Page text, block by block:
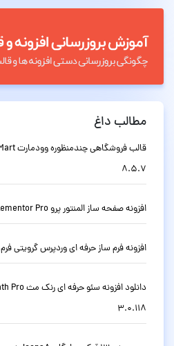
مطالب داغ
8.5.7
افزونه صفحه ساز المنتور پرو Elementor Pro وردپرس نسخه 4.2.1
افزونه فرم ساز حرفه ای وردپرس گرویتی فرم Gravity Forms نسخه 3.0.0
3.0.118